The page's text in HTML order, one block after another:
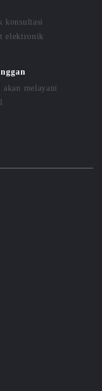
konsultasi
elektronik
melayani